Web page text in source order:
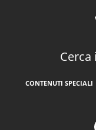
Cerca
CONTENUTI SPECIALI